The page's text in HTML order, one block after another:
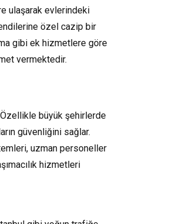
ulaşarak evlerindeki
özel cazip bir
gibi ek hizmetlere göre
vermektedir.
büyük şehirlerde
güvenliğini sağlar.
uzman personeller
hizmetleri